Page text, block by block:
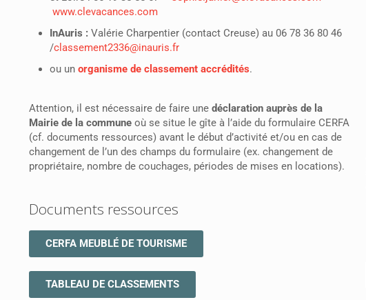
www.clevacances.com
InAuris : Valérie Charpentier (contact Creuse) au 06 78 36 80 46
/classement2336@inauris.fr
ou un organisme de classement accrédités.
Attention, il est nécessaire de faire une déclaration auprès de la
Mairie de la commune où se situe le gîte à l’aide du formulaire CERFA
(cf. documents ressources) avant le début d’activité et/ou en cas de
changement de l’un des champs du formulaire (ex. changement de
propriétaire, nombre de couchages, périodes de mises en locations).
Documents ressources
CERFA MEUBLÉ DE TOURISME
TABLEAU DE CLASSEMENTS